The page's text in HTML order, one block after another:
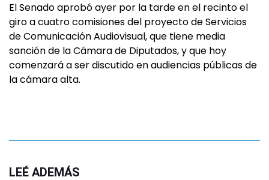
El Senado aprobó ayer por la tarde en el recinto el
giro a cuatro comisiones del proyecto de Servicios
de Comunicación Audiovisual, que tiene media
sanción de la Cámara de Diputados, y que hoy
comenzará a ser discutido en audiencias públicas de
la cámara alta.
LEÉ ADEMÁS